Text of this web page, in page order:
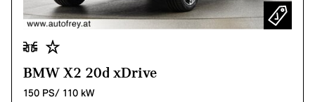
BMW X2 20d xDrive
150 PS/ 110 kW